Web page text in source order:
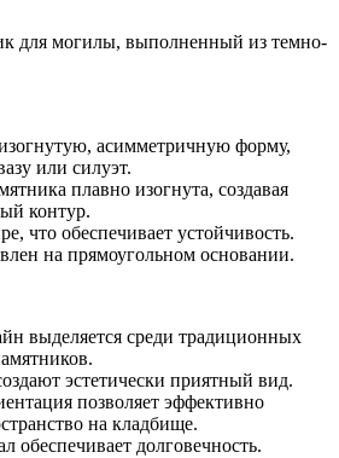
для могилы, выполненный из темно-
асимметричную форму,
или силуэт.
плавно изогнута, создавая
контур.
что обеспечивает устойчивость.
на прямоугольном основании.
выделяется среди традиционных
эстетически приятный вид.
позволяет эффективно
на кладбище.
обеспечивает долговечность.